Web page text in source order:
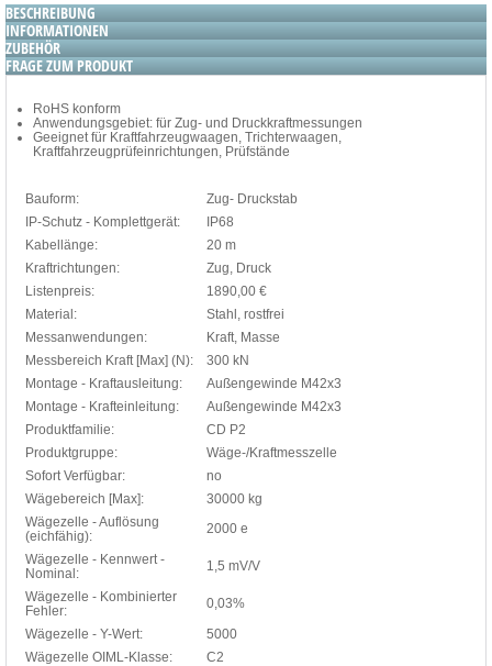
BESCHREIBUNG
INFORMATIONEN
ZUBEHÖR
FRAGE ZUM PRODUKT
RoHS konform
Anwendungsgebiet: für Zug- und Druckkraftmessungen
Geeignet für Kraftfahrzeugwaagen, Trichterwaagen,
Kraftfahrzeugprüfeinrichtungen, Prüfstände
Bauform:
Zug- Druckstab
IP-Schutz - Komplettgerät:
IP68
Kabellänge:
20 m
Kraftrichtungen:
Zug, Druck
Listenpreis:
1890,00 €
Material:
Stahl, rostfrei
Messanwendungen:
Kraft, Masse
Messbereich Kraft [Max] (N):
300 kN
Montage - Kraftausleitung:
Außengewinde M42x3
Montage - Krafteinleitung:
Außengewinde M42x3
Produktfamilie:
CD P2
Produktgruppe:
Wäge-/Kraftmesszelle
Sofort Verfügbar:
no
Wägebereich [Max]:
30000 kg
Wägezelle - Auflösung
(eichfähig):
2000 e
Wägezelle - Kennwert -
Nominal:
1,5 mV/V
Wägezelle - Kombinierter
Fehler:
0,03%
Wägezelle - Y-Wert:
5000
Wägezelle OIML-Klasse:
C2